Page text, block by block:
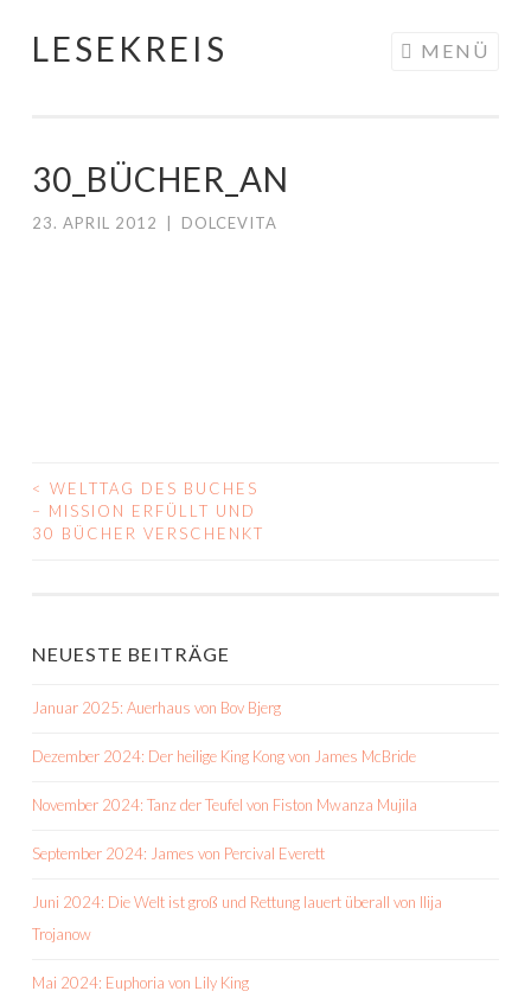
Springe
LESEKREIS MENÜ
30_BÜCHER_AN
23. APRIL 2012 DOLCEVITA
BEITRAGS-
NAVIGATION
< WELTTAG DES BUCHES
– MISSION ERFÜLLT UND
30 BÜCHER VERSCHENKT
NEUESTE BEITRÄGE
Januar 2025: Auerhaus von Bov Bjerg
Dezember 2024: Der heilige King Kong von James McBride
November 2024: Tanz der Teufel von Fiston Mwanza Mujila
September 2024: James von Percival Everett
Juni 2024: Die Welt ist groß und Rettung lauert überall von Ilija
Trojanow
Mai 2024: Euphoria von Lily King